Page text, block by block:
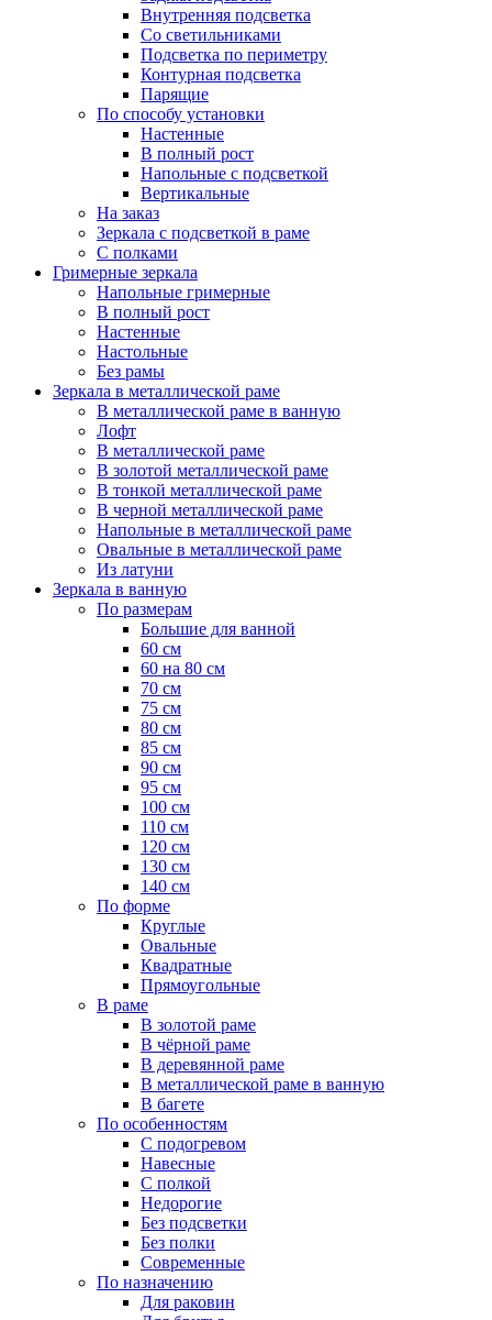
Внутренняя подсветка
Со светильниками
Подсветка по периметру
Контурная подсветка
Парящие
По способу установки
Настенные
В полный рост
Напольные с подсветкой
Вертикальные
На заказ
Зеркала с подсветкой в раме
С полками
Гримерные зеркала
Напольные гримерные
В полный рост
Настенные
Настольные
Без рамы
Зеркала в металлической раме
В металлической раме в ванную
Лофт
В металлической раме
В золотой металлической раме
В тонкой металлической раме
В черной металлической раме
Напольные в металлической раме
Овальные в металлической раме
Из латуни
Зеркала в ванную
По размерам
Большие для ванной
60 см
60 на 80 см
70 см
75 см
80 см
85 см
90 см
95 см
100 см
110 см
120 см
130 см
140 см
По форме
Круглые
Овальные
Квадратные
Прямоугольные
В раме
В золотой раме
В чёрной раме
В деревянной раме
В металлической раме в ванную
В багете
По особенностям
С подогревом
Навесные
С полкой
Недорогие
Без подсветки
Без полки
Современные
По назначению
Для раковин